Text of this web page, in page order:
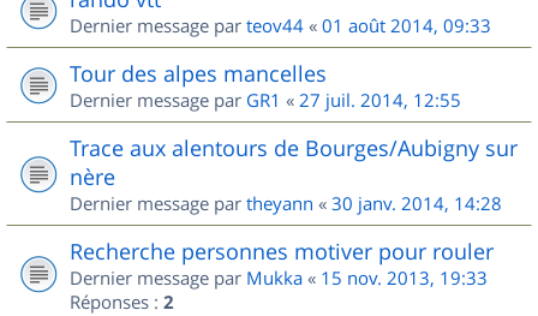
Dernier message par teov44 « 01 août 2014, 09:33
Tour des alpes mancelles
Dernier message par GR1 « 27 juil. 2014, 12:55
Trace aux alentours de Bourges/Aubigny sur
nère
Dernier message par theyann « 30 janv. 2014, 14:28
Recherche personnes motiver pour rouler
Dernier message par Mukka « 15 nov. 2013, 19:33
Réponses : 2